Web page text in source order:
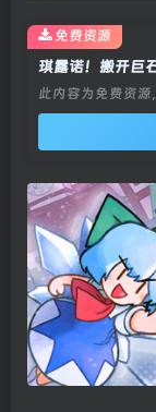
此内容为免费资
免费资源